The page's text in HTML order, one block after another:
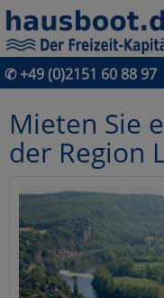
✆ +49 (0)2151 60 88 97
Mieten Sie
der Region